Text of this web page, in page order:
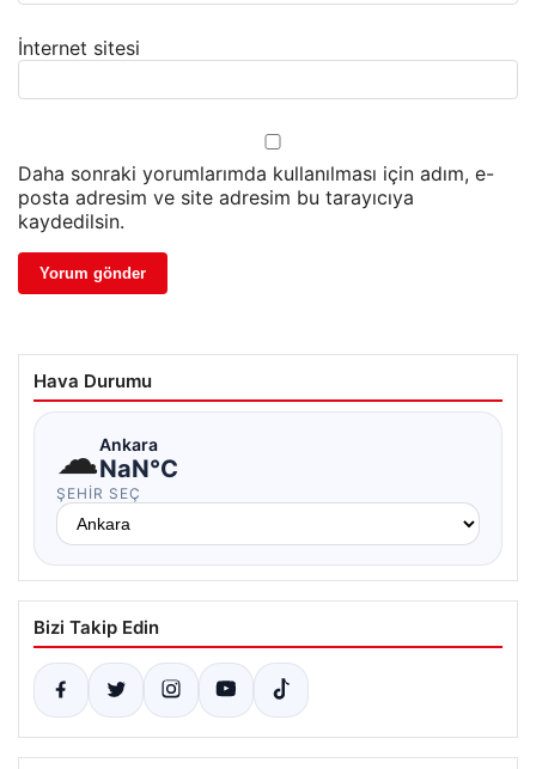
İnternet sitesi
Daha sonraki yorumlarımda kullanılması için adım, e-
posta adresim ve site adresim bu tarayıcıya
kaydedilsin.
Hava Durumu
☁Ankara
NaN°C
ŞEHIR SEÇ
Bizi Takip Edin